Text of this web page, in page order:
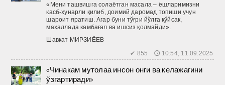
«Мени ташвишга солаётган масала – ёшларимизни
касб-ҳунарли қилиб, доимий даромад топиши учун
шароит яратиш. Агар буни тўғри йўлга қўйсак,
маҳаллада камбағал ва ишсиз қолмайди».
Шавкат МИРЗИЁЕВ
✔ 855 🕔 10:54, 11.09.2025
«Чинакам мутолаа инсон онги ва келажагини
ўзгартиради»